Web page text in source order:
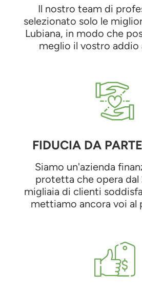
Il nostro team di
selezionato solo le
Lubiana, in modo che
meglio il vostro addio
FIDUCIA DA
Siamo un'azienda
protetta che opera dal
migliaia di clienti
mettiamo ancora voi al